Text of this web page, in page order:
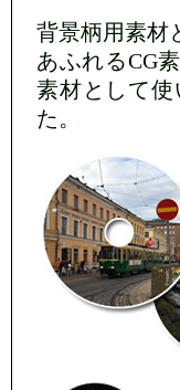
背景柄用素材
あふれるCG
素材として
た。